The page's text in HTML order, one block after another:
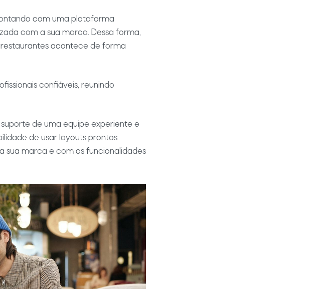
com uma plataforma
com a sua marca. Dessa forma,
acontece de forma
confiáveis, reunindo
de uma equipe experiente e
de usar layouts prontos
sua marca e com as funcionalidades